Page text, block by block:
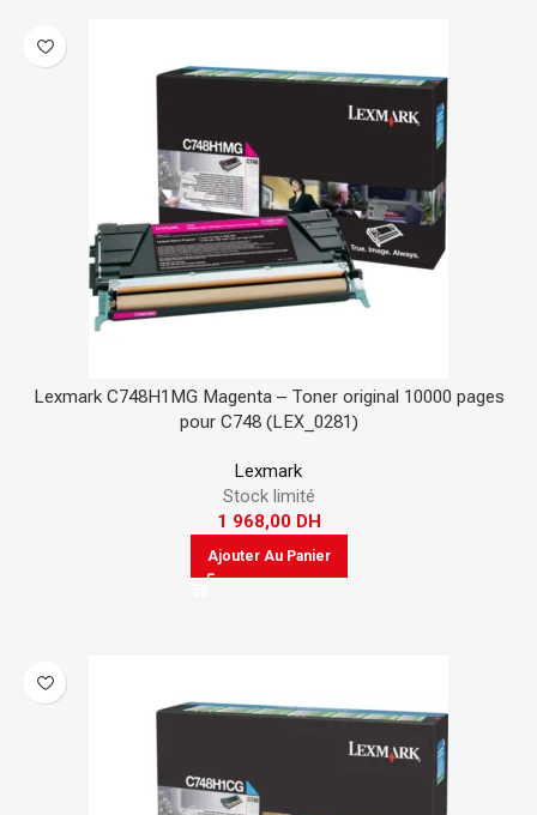
Lexmark C748H1MG Magenta – Toner original 10000 pages
pour C748 (LEX_0281)
Lexmark
Stock limité
1 968,00 DH
Ajouter Au Panier